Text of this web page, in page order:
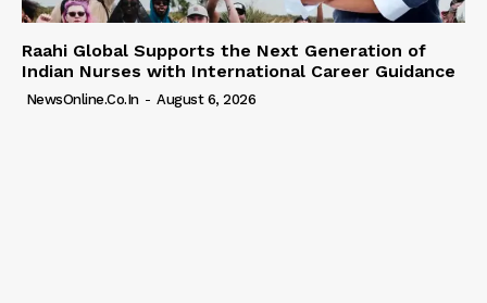
Raahi Global Supports the Next Generation of
Indian Nurses with International Career Guidance
NewsOnline.co.in - August 6, 2026